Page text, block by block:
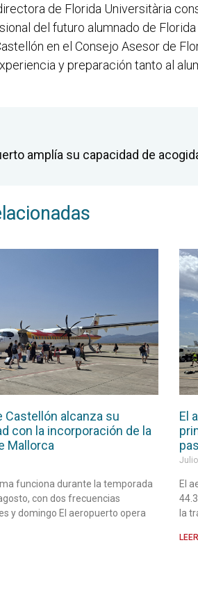
de Florida Universitària
del futuro alumnado de
en el Consejo Asesor de
y preparación tanto al
Castellón alcanza su
con la incorporación de la
Mallorca
funciona durante la temporada
con dos frecuencias
y domingo El aeropuerto opera
El
El
la